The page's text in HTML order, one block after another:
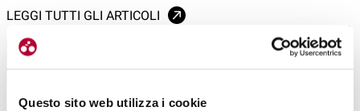
Questo sito web utilizza i cookie
LEGGI TUTTI GLI ARTICOLI